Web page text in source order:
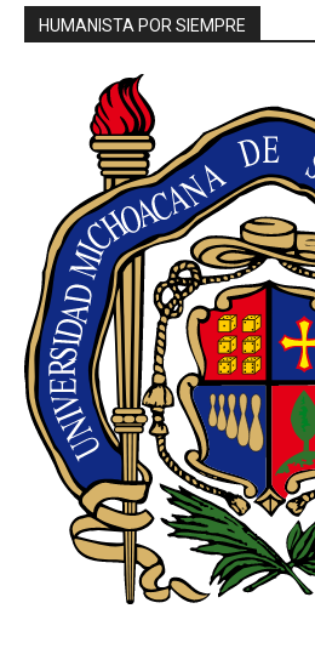
HUMANISTA POR SIEMPRE